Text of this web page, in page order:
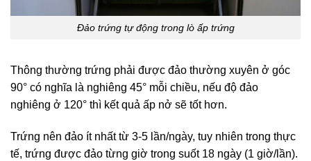
Đảo trứng tự động trong lò ấp trứng
Thông thường trứng phải được đảo thường xuyên ở góc
90° có nghĩa là nghiêng 45° mỗi chiều, nếu độ đảo
nghiêng ở 120° thì kết quả ấp nở sẽ tốt hơn.
Trứng nên đảo ít nhất từ 3-5 lần/ngày, tuy nhiên trong thực
tế, trứng được đảo từng giờ trong suốt 18 ngày (1 giờ/lần).